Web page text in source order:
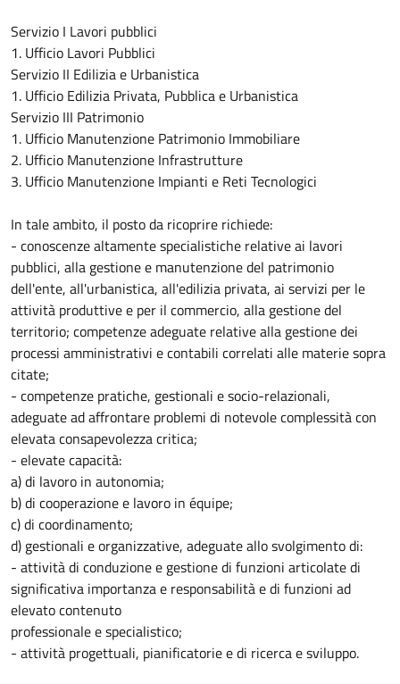
Servizio I Lavori pubblici
1. Ufficio Lavori Pubblici
Servizio II Edilizia e Urbanistica
1. Ufficio Edilizia Privata, Pubblica e Urbanistica
Servizio III Patrimonio
1. Ufficio Manutenzione Patrimonio Immobiliare
2. Ufficio Manutenzione Infrastrutture
3. Ufficio Manutenzione Impianti e Reti Tecnologici
In tale ambito, il posto da ricoprire richiede:
- conoscenze altamente specialistiche relative ai lavori
pubblici, alla gestione e manutenzione del patrimonio
dell'ente, all'urbanistica, all'edilizia privata, ai servizi per le
attività produttive e per il commercio, alla gestione del
territorio; competenze adeguate relative alla gestione dei
processi amministrativi e contabili correlati alle materie sopra
citate;
- competenze pratiche, gestionali e socio-relazionali,
adeguate ad affrontare problemi di notevole complessità con
elevata consapevolezza critica;
- elevate capacità:
a) di lavoro in autonomia;
b) di cooperazione e lavoro in équipe;
c) di coordinamento;
d) gestionali e organizzative, adeguate allo svolgimento di:
- attività di conduzione e gestione di funzioni articolate di
significativa importanza e responsabilità e di funzioni ad
elevato contenuto
professionale e specialistico;
- attività progettuali, pianificatorie e di ricerca e sviluppo.